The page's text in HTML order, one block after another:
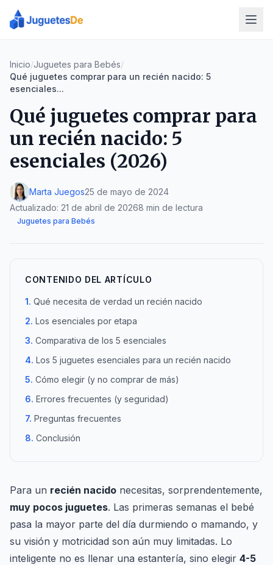
Inicio/Juguetes para Bebés/
Qué juguetes comprar para un recién nacido: 5
esenciales...
Qué juguetes comprar para
un recién nacido: 5
esenciales (2026)
Marta Juegos25 de mayo de 2024
Actualizado: 21 de abril de 20268 min de lectura
Juguetes para Bebés
CONTENIDO DEL ARTÍCULO
Qué necesita de verdad un recién nacido
Los esenciales por etapa
Comparativa de los 5 esenciales
Los 5 juguetes esenciales para un recién nacido
Cómo elegir (y no comprar de más)
Errores frecuentes (y seguridad)
Preguntas frecuentes
Conclusión
Para un recién nacido necesitas, sorprendentemente,
muy pocos juguetes. Las primeras semanas el bebé
pasa la mayor parte del día durmiendo o mamando, y
su visión y motricidad son aún muy limitadas. Lo
inteligente no es llenar una estantería, sino elegir 4-5